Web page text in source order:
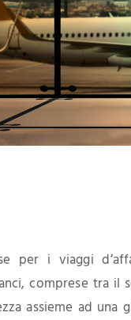
per i viaggi
comprese tra il
assieme ad una